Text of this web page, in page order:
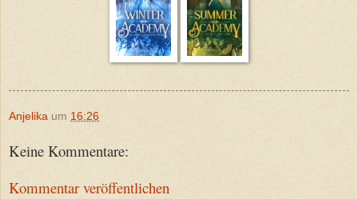
Anjelika um 16:26
Keine Kommentare:
Kommentar veröffentlichen